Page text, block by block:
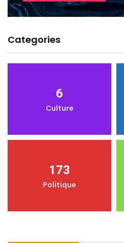
Categories
6
Culture
173
Politique